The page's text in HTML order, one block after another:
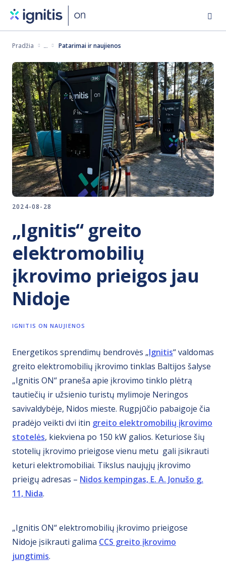
turinįPradžia Patarimai ir naujienos
2024-08-28
„Ignitis“ greito
elektromobilių
įkrovimo prieigos jau
Nidoje
IGNITIS ON NAUJIENOS
Energetikos sprendimų bendrovės „Ignitis“ valdomas
greito elektromobilių įkrovimo tinklas Baltijos šalyse
„Ignitis ON“ praneša apie įkrovimo tinklo plėtrą
tautiečių ir užsienio turistų mylimoje Neringos
savivaldybėje, Nidos mieste. Rugpjūčio pabaigoje čia
pradėjo veikti dvi itin greito elektromobilių įkrovimo
stotelės, kiekviena po 150 kW galios. Keturiose šių
stotelių įkrovimo prieigose vienu metu gali įsikrauti
keturi elektromobiliai. Tikslus naujųjų įkrovimo
prieigų adresas – Nidos kempingas, E. A. Jonušo g.
11, Nida.
„Ignitis ON“ elektromobilių įkrovimo prieigose
Nidoje įsikrauti galima CCS greito įkrovimo
jungtimis.